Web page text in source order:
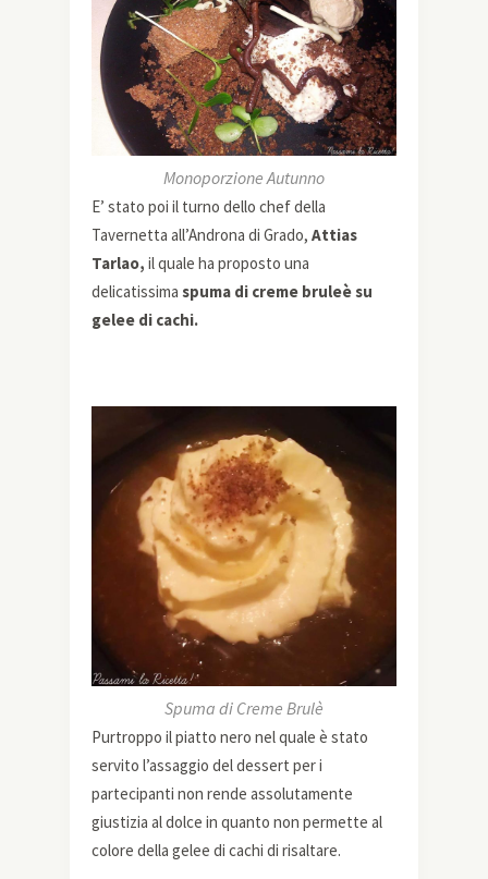
Monoporzione Autunno
E’ stato poi il turno dello chef della
Tavernetta all’Androna di Grado, Attias
Tarlao, il quale ha proposto una
delicatissima spuma di creme bruleè su
gelee di cachi.
Spuma di Creme Brulè
Purtroppo il piatto nero nel quale è stato
servito l’assaggio del dessert per i
partecipanti non rende assolutamente
giustizia al dolce in quanto non permette al
colore della gelee di cachi di risaltare.